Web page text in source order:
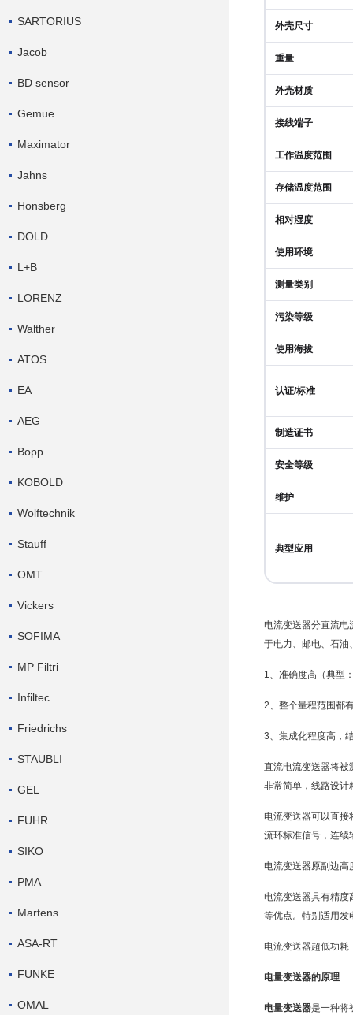
SARTORIUS
Jacob
BD sensor
Gemue
Maximator
Jahns
Honsberg
DOLD
L+B
LORENZ
Walther
ATOS
EA
AEG
Bopp
KOBOLD
Wolftechnik
Stauff
OMT
Vickers
SOFIMA
MP Filtri
Infiltec
Friedrichs
STAUBLI
GEL
FUHR
SIKO
PMA
Martens
ASA-RT
FUNKE
OMAL
外壳尺寸
重量
外壳材质
接线端子
工作温度范围
存储温度范围
相对湿度
使用环境
测量类别
污染等级
使用海拔
认证/标准
制造证书
安全等级
维护
典型应用
电流变送器分直流电
于电力、邮电、石油
1、准确度高（典型
2、整个量程范围都
3、集成化程度高，
直流电流变送器将被
非常简单，线路设计
电流变送器可以直
流环标准信号，连续
电流变送器原副边
电流变送器具有精
等优点。特别适用发
电流变送器超低功
电量变送器的原理
电量变送器是一种将